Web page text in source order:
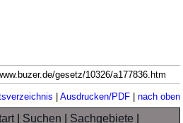
gesetz/10326/a177836.htm
| Ausdrucken/PDF| nach oben
| Suchen Sachgebiete